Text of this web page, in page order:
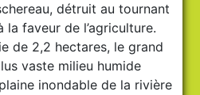
détruit au tournant
la faveur de l’agriculture.
de 2,2 hectares, le grand
vaste milieu humide
inondable de la rivière